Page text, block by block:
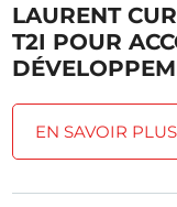
LAURENT
T2I POUR
EN SAVOIR PLUS